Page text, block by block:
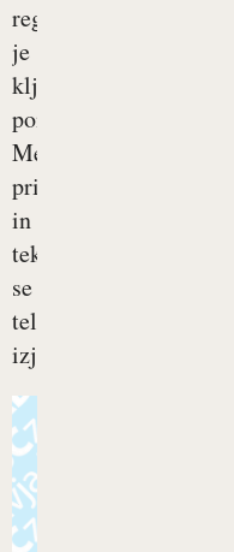
regeneracija
je
ključnega
pomena.
Med
pripravami
in
tekmovanjem
se
telo
izjemno...